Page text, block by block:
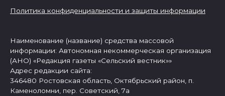
Политика конфиденциальности и защиты информации
Наименование (название) средства массовой
информации: Автономная некоммерческая организация
(АНО) «Редакция газеты «Сельский вестник»»
Адрес редакции сайта:
346480 Ростовская область, Октябрьский район, п.
Каменоломни, пер. Советский, 7а